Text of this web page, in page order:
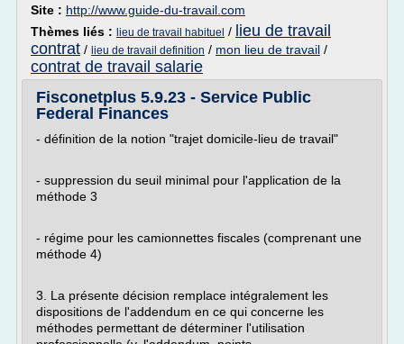
Site : http://www.guide-du-travail.com
Thèmes liés : lieu de travail habituel / lieu de travail
contrat / lieu de travail definition / mon lieu de travail /
contrat de travail salarie
Fisconetplus 5.9.23 - Service Public
Federal Finances
- définition de la notion "trajet domicile-lieu de travail"
- suppression du seuil minimal pour l'application de la
méthode 3
- régime pour les camionnettes fiscales (comprenant une
méthode 4)
3. La présente décision remplace intégralement les
dispositions de l'addendum en ce qui concerne les
méthodes permettant de déterminer l'utilisation